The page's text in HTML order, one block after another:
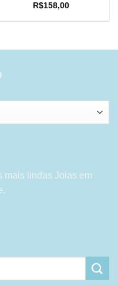
R$158,00
mais lindas Joias em